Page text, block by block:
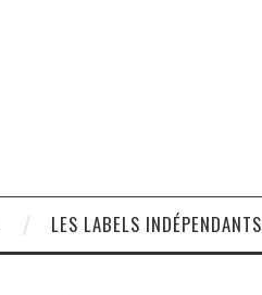
LES LABELS INDÉPENDANTS